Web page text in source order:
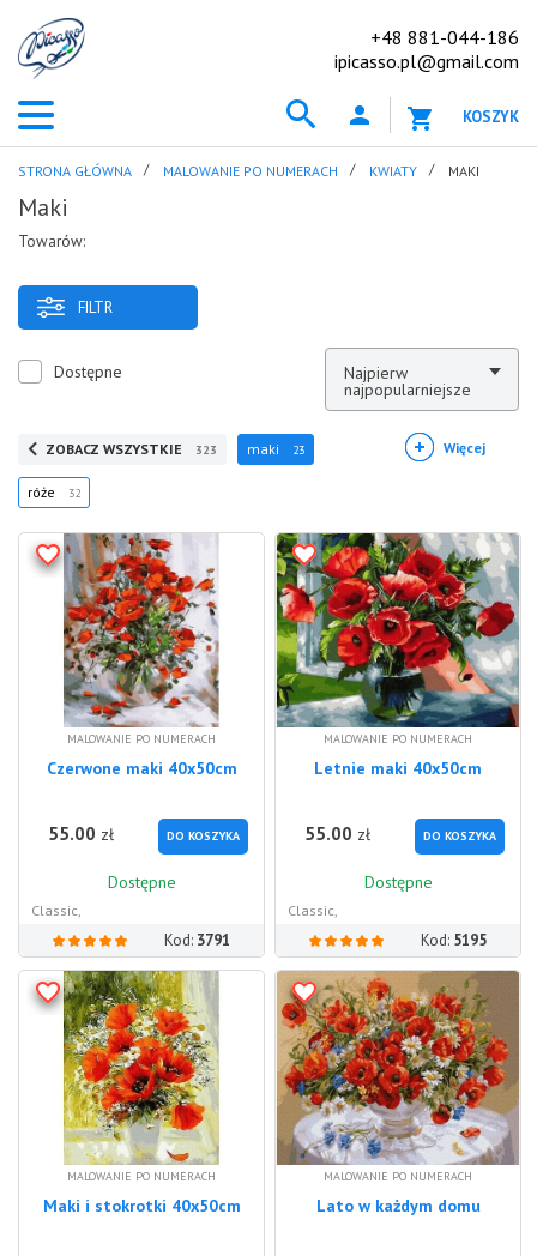
+48 881-044-186
ipicasso.pl@gmail.com
KOSZYK
STRONA GŁÓWNA MALOWANIE PO NUMERACH KWIATY MAKI
Towarów:
Maki
FILTR
Dostępne Najpierw
najpopularniejsze
ZOBACZ WSZYSTKIE 323 Więcej
maki 23
róże 32
MALOWANIE PO NUMERACH
Czerwone maki 40x50cm
55.00 zł DO KOSZYKA
Dostępne
Classic,
Kod: 3791
MALOWANIE PO NUMERACH
Letnie maki 40x50cm
55.00 zł DO KOSZYKA
Dostępne
Classic,
Kod: 5195
MALOWANIE PO NUMERACH
Maki i stokrotki 40x50cm
MALOWANIE PO NUMERACH
Lato w każdym domu